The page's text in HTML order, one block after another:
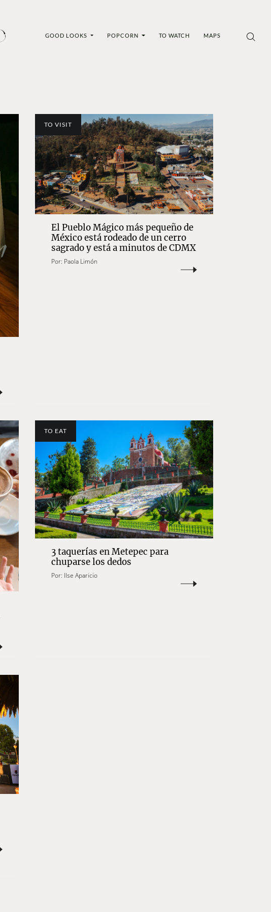
GOOD LOOKS POPCORN TO WATCH MAPS
TO VISIT
El Pueblo Mágico más pequeño de
México está rodeado de un cerro
sagrado y está a minutos de CDMX
Por: Paola Limón
TO EAT
3 taquerías en Metepec para
chuparse los dedos
Por: Ilse Aparicio